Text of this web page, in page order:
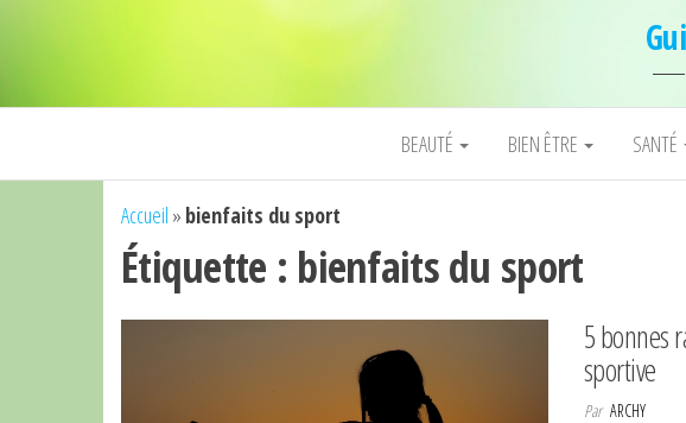
BEAUTÉ BIEN ÊTRE SANTÉ
Accueil » bienfaits du sport
Étiquette : bienfaits du sport
5 bonnes
sportive
Par ARCHY